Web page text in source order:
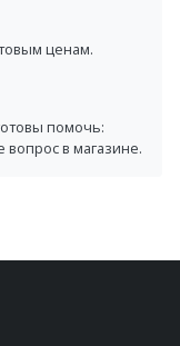
ценам.
помочь:
вопрос в магазине.